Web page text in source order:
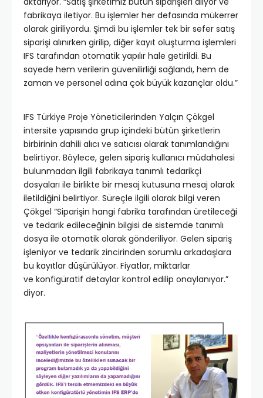
fabrikaya iletiyor. Bu işlemler her defasında mükerrer
olarak giriliyordu. Şimdi bu işlemler tek bir sefer satış
siparişi alınırken girilip, diğer kayıt oluşturma işlemleri
IFS tarafından otomatik yapılır hale getirildi. Bu
sayede hem verilerin güvenilirliği sağlandı, hem de
zaman ve personel adına çok büyük kazançlar oldu.”
IFS Türkiye Proje Yöneticilerinden Yalçın Çökgel
intersite yapısında grup içindeki bütün şirketlerin
birbirinin dahili alıcı ve satıcısı olarak tanımlandığını
belirtiyor. Böylece, gelen sipariş kullanıcı müdahalesi
bulunmadan ilgili fabrikaya tanımlı tedarikçi
dosyaları ile birlikte bir mesaj kutusuna mesaj olarak
iletildiğini belirtiyor. Süreçle ilgili olarak bilgi veren
Çökgel “Siparişin hangi fabrika tarafından üretileceği
ve tedarik edileceğinin bilgisi de sistemde tanımlı
dosya ile otomatik olarak gönderiliyor. Gelen sipariş
işleniyor ve tedarik zincirinden sorumlu arkadaşlara
bu kayıtlar düşürülüyor. Fiyatlar, miktarlar
ve konfigüratif detaylar kontrol edilip onaylanıyor.”
diyor.